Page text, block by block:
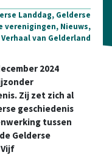
Landdag, Gelderse
verenigingen, Nieuws,
Verhaal van Gelderland
2024
Zij zet zich al
geschiedenis
tussen
Gelderse